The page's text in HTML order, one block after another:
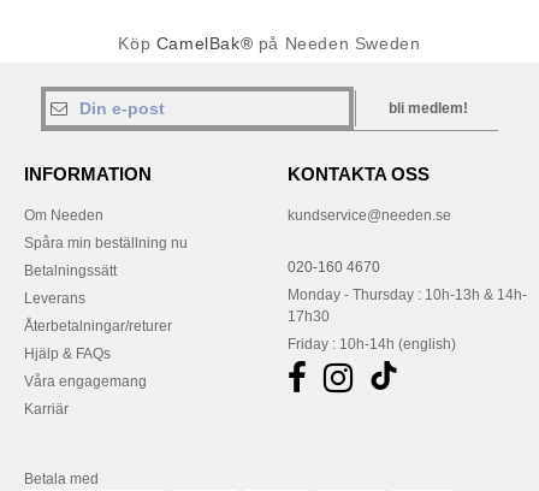
Köp CamelBak® på Needen Sweden
bli medlem!
INFORMATION
Om Needen
Spåra min beställning nu
Betalningssätt
Leverans
Återbetalningar/returer
Hjälp & FAQs
Våra engagemang
Karriär
KONTAKTA OSS
kundservice@needen.se
020-160 4670
Monday - Thursday : 10h-13h & 14h-
17h30
Friday : 10h-14h (english)
Betala med